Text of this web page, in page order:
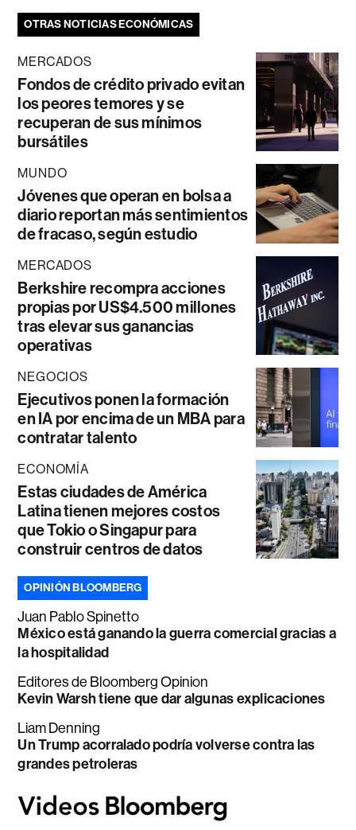
OTRAS NOTICIAS ECONÓMICAS
MERCADOS
Fondos de crédito privado evitan
los peores temores y se
recuperan de sus mínimos
bursátiles
MUNDO
Jóvenes que operan en bolsa a
diario reportan más sentimientos
de fracaso, según estudio
MERCADOS
Berkshire recompra acciones
propias por US$4.500 millones
tras elevar sus ganancias
operativas
NEGOCIOS
Ejecutivos ponen la formación
en IA por encima de un MBA para
contratar talento
ECONOMÍA
Estas ciudades de América
Latina tienen mejores costos
que Tokio o Singapur para
construir centros de datos
OPINIÓN BLOOMBERG
Juan Pablo Spinetto
México está ganando la guerra comercial gracias a
la hospitalidad
Editores de Bloomberg Opinion
Kevin Warsh tiene que dar algunas explicaciones
Liam Denning
Un Trump acorralado podría volverse contra las
grandes petroleras